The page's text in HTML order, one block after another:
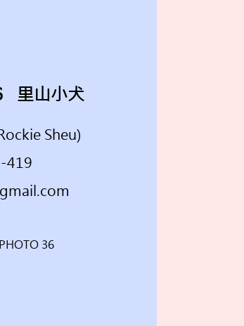
里山小犬
Sheu)
419
36